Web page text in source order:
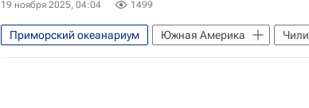
19 ноября 2025, 04:04 1499
Приморский океанариум Южная Америка Чили
Приморский край